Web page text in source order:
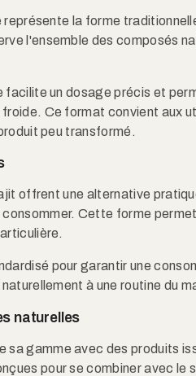
représente la forme
l'ensemble des composés
un dosage précis et
froide. Ce format convient aux
peu transformé.
offrent une alternative
Cette forme
pour garantir une
à une routine du
naturelles
sa gamme avec des produits
pour se combiner avec le